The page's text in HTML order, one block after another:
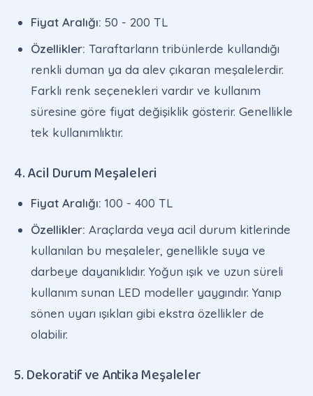
Fiyat Aralığı: 50 - 200 TL
Özellikler: Taraftarların tribünlerde kullandığı
renkli duman ya da alev çıkaran meşalelerdir.
Farklı renk seçenekleri vardır ve kullanım
süresine göre fiyat değişiklik gösterir. Genellikle
tek kullanımlıktır.
4. Acil Durum Meşaleleri
Fiyat Aralığı: 100 - 400 TL
Özellikler: Araçlarda veya acil durum kitlerinde
kullanılan bu meşaleler, genellikle suya ve
darbeye dayanıklıdır. Yoğun ışık ve uzun süreli
kullanım sunan LED modeller yaygındır. Yanıp
sönen uyarı ışıkları gibi ekstra özellikler de
olabilir.
5. Dekoratif ve Antika Meşaleler